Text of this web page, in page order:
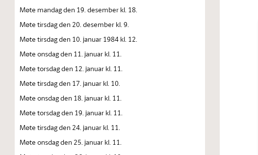
Møte mandag den 19. desember kl. 18.
Møte tirsdag den 20. desember kl. 9.
Møte tirsdag den 10. januar 1984 kl. 12.
Møte onsdag den 11. januar kl. 11.
Møte torsdag den 12. januar kl. 11.
Møte tirsdag den 17. januar kl. 10.
Møte onsdag den 18. januar kl. 11.
Møte torsdag den 19. januar kl. 11.
Møte tirsdag den 24. januar kl. 11.
Møte onsdag den 25. januar kl. 11.